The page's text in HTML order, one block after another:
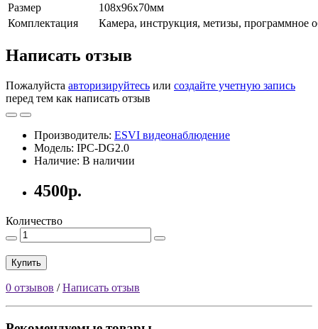
Размер
108x96x70мм
Комплектация
Камера, инструкция, метизы, программное
Написать отзыв
Пожалуйста авторизируйтесь или создайте учетную запись
перед тем как написать отзыв
Производитель: ESVI видеонаблюдение
Модель: IPC-DG2.0
Наличие: В наличии
4500р.
Количество
Купить
0 отзывов /Написать отзыв